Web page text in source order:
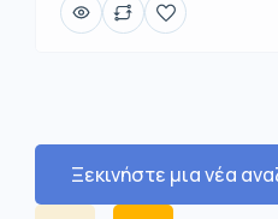
Ξεκινήστε μια νέα